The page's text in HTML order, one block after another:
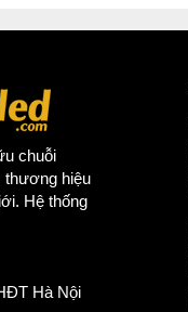
chuỗi
thương hiệu
Hệ thống
Hà Nội